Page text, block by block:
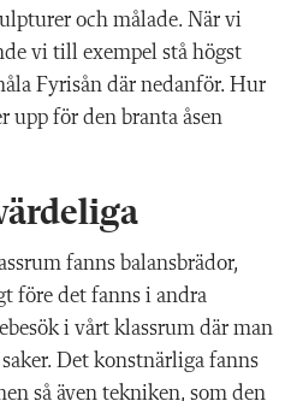
och målade. När vi
vi till exempel stå högst
Fyrisån där nedanför. Hur
upp för den branta åsen
fanns balansbrädor,
före det fanns i andra
i vårt klassrum där man
Det konstnärliga fanns
så även tekniken, som den